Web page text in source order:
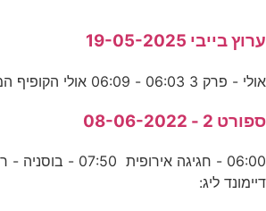
ערוץ בייבי 19-05-2025
אולי - פרק 3 06:03 - 06:09 אולי הקופיף המתוק אוהב לשחק עם
ספורט 2 - 08-06-2022
דיימונד ליג: